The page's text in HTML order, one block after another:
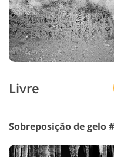
Livre
Sobreposição de gelo